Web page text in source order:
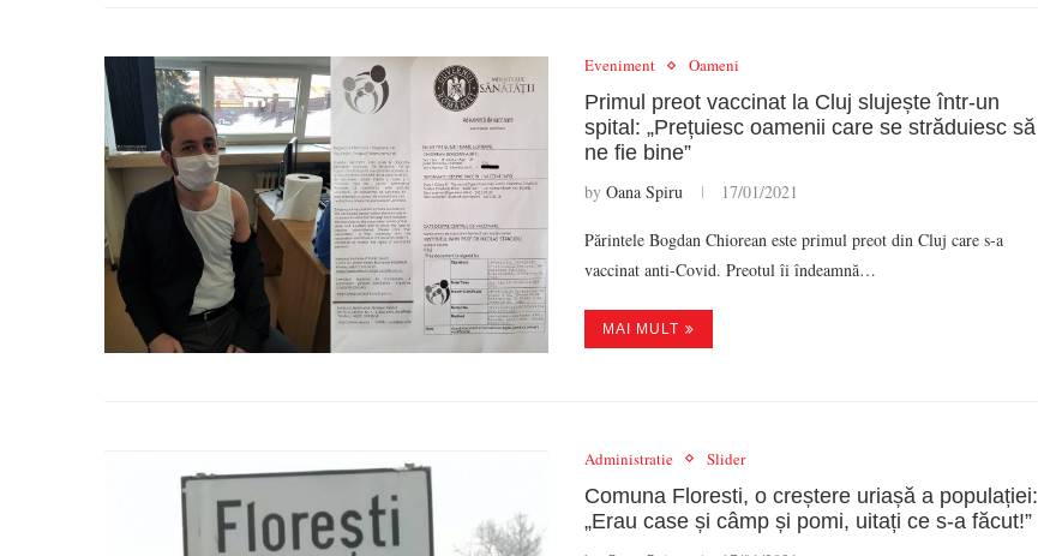
Eveniment Oameni
Primul preot vaccinat la Cluj slujește într-un
spital: „Prețuiesc oamenii care se străduiesc să
ne fie bine”
by Oana Spiru 17/01/2021
Părintele Bogdan Chiorean este primul preot din Cluj care s-a
vaccinat anti-Covid. Preotul îi îndeamnă…
MAI MULT
Administratie Slider
Comuna Floresti, o creștere uriașă a populației:
„Erau case și câmp și pomi, uitați ce s-a făcut!”